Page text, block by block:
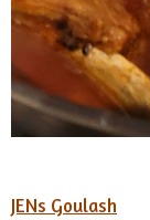
JENs Goulash